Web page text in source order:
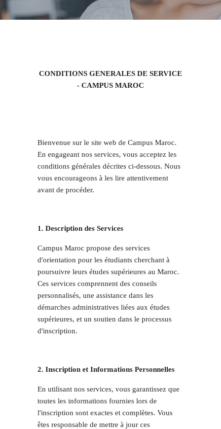
CONDITIONS GENERALES DE SERVICE
- CAMPUS MAROC
Bienvenue sur le site web de Campus Maroc.
En engageant nos services, vous acceptez les
conditions générales décrites ci-dessous. Nous
vous encourageons à les lire attentivement
avant de procéder.
1. Description des Services
Campus Maroc propose des services
d'orientation pour les étudiants cherchant à
poursuivre leurs études supérieures au Maroc.
Ces services comprennent des conseils
personnalisés, une assistance dans les
démarches administratives liées aux études
supérieures, et un soutien dans le processus
d'inscription.
2. Inscription et Informations Personnelles
En utilisant nos services, vous garantissez que
toutes les informations fournies lors de
l'inscription sont exactes et complètes. Vous
êtes responsable de mettre à jour ces